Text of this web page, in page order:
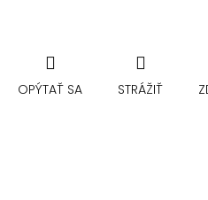
OPÝTAŤ SA STRÁŽIŤ